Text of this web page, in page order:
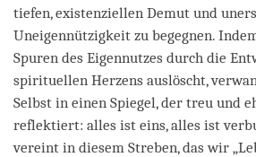
tiefen, existenziellen Demut und
Uneigennützigkeit zu begegnen.
Spuren des Eigennutzes durch die
spirituellen Herzens auslöscht,
Selbst in einen Spiegel, der treu und
reflektiert: alles ist eins, alles ist
vereint in diesem Streben, das wir